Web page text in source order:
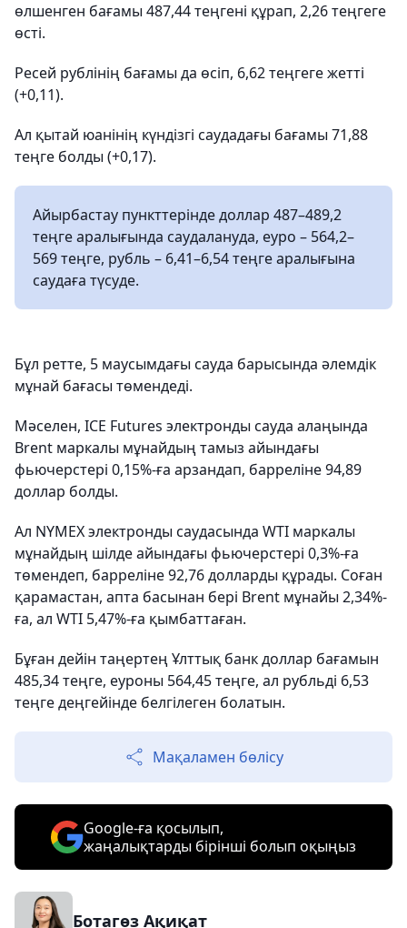
өлшенген бағамы 487,44 теңгені құрап, 2,26 теңгеге
өсті.
Ресей рублінің бағамы да өсіп, 6,62 теңгеге жетті
(+0,11).
Ал қытай юанінің күндізгі саудадағы бағамы 71,88
теңге болды (+0,17).
Айырбастау пункттерінде доллар 487–489,2
теңге аралығында саудалануда, еуро – 564,2–
569 теңге, рубль – 6,41–6,54 теңге аралығына
саудаға түсуде.
Бұл ретте, 5 маусымдағы сауда барысында әлемдік
мұнай бағасы төмендеді.
Мәселен, ICE Futures электронды сауда алаңында
Brent маркалы мұнайдың тамыз айындағы
фьючерстері 0,15%-ға арзандап, барреліне 94,89
доллар болды.
Ал NYMEX электронды саудасында WTI маркалы
мұнайдың шілде айындағы фьючерстері 0,3%-ға
төмендеп, барреліне 92,76 долларды құрады. Соған
қарамастан, апта басынан бері Brent мұнайы 2,34%-
ға, ал WTI 5,47%-ға қымбаттаған.
Бұған дейін таңертең Ұлттық банк доллар бағамын
485,34 теңге, еуроны 564,45 теңге, ал рубльді 6,53
теңге деңгейінде белгілеген болатын.
Мақаламен бөлісу
Google-ға қосылып,
жаңалықтарды бірінші болып оқыңыз
Ботагөз Ақиқат